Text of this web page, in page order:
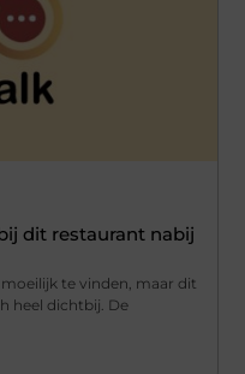
dit restaurant nabij
te vinden, maar dit
heel dichtbij. De